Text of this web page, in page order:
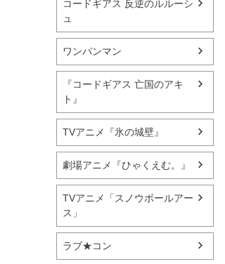
コードギアス 反逆のルルーシ
ュ
ワンパンマン
『コードギアス 亡国のアキ
ト』
TVアニメ『氷の城壁』
劇場アニメ『ひゃくえむ。』
TVアニメ「スノウボールアー
ス」
ラブ★コン